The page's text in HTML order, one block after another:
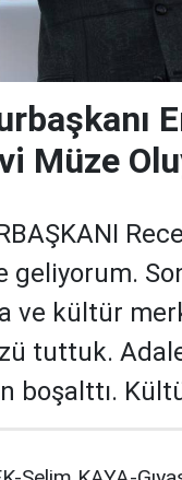
Müze
geliyorum.
ve kültür
tuttuk.
boşalttı.